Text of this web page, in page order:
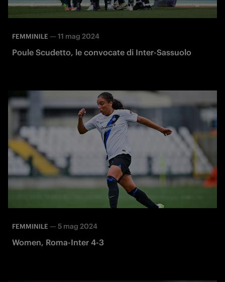
FEMMINILE — 11 mag 2024
Poule Scudetto, le convocate di Inter-Sassuolo
FEMMINILE — 5 mag 2024
Women, Roma-Inter 4-3